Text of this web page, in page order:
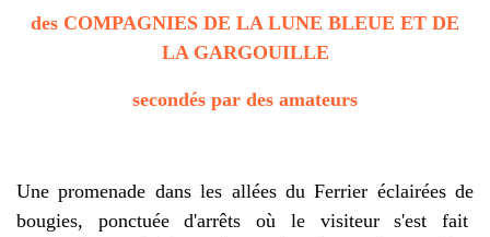
des COMPAGNIES DE LA LUNE BLEUE ET DE
LA GARGOUILLE
secondés par des amateurs
Une promenade dans les allées du Ferrier éclairées de
bougies, ponctuée d'arrêts où le visiteur s'est fait